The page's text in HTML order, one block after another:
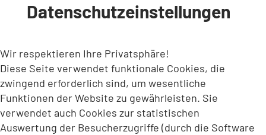
INHALT ANSPRINGEN
Datenschutzeinstellungen
Wir respektieren Ihre Privatsphäre!
Diese Seite verwendet funktionale Cookies, die
zwingend erforderlich sind, um wesentliche
Funktionen der Website zu gewährleisten. Sie
verwendet auch Cookies zur statistischen
Auswertung der Besucherzugriffe (durch die Software